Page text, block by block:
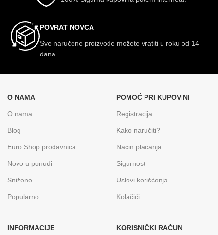
POVRAT NOVCA
Sve naručene proizvode možete vratiti u roku od 14
dana
O NAMA
O nama
Blog
Euro Shop prodavnica
Novo u ponudi
Sniženo
Popularno
POMOĆ PRI KUPOVINI
Registracija
Kako naručiti?
Način plaćanja
Sigurnost
Uslovi korišćenja
Kolačići
INFORMACIJE KORISNIČKI RAČUN